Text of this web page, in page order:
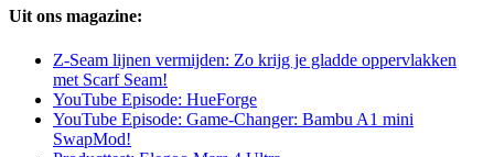
Uit ons magazine:
Z-Seam lijnen vermijden: Zo krijg je gladde oppervlakken
met Scarf Seam!
YouTube Episode: HueForge
YouTube Episode: Game-Changer: Bambu A1 mini
SwapMod!